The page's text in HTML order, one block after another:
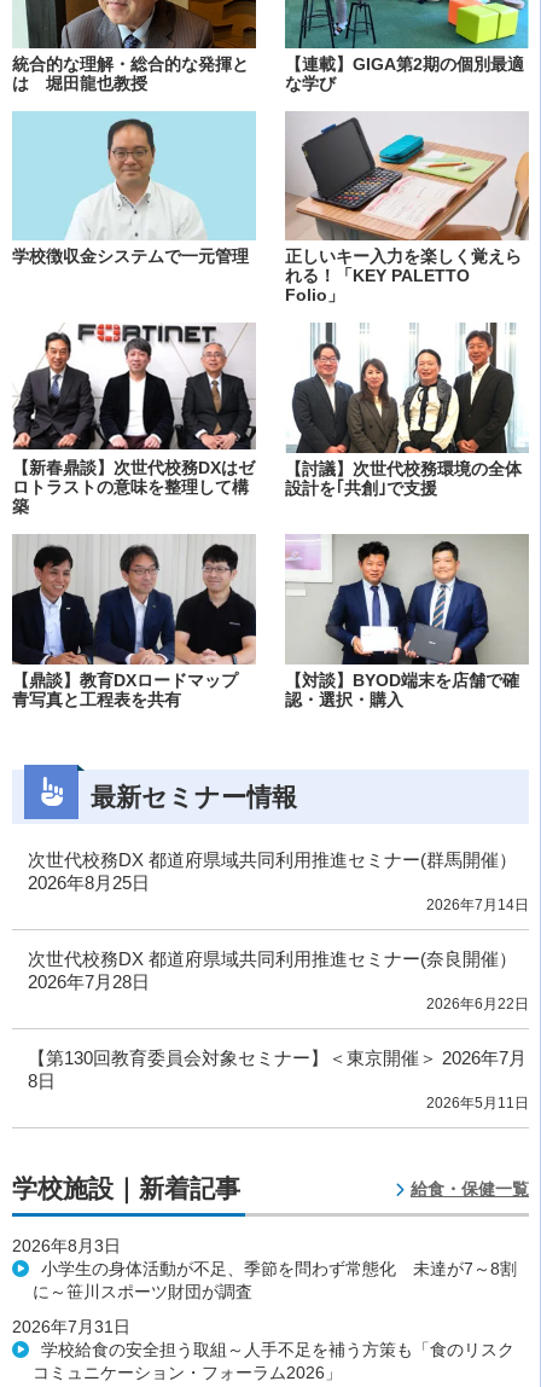
統合的な理解・総合的な発揮と
は 堀田龍也教授
【連載】GIGA第2期の個別最適
な学び
学校徴収金システムで一元管理
正しいキー入力を楽しく覚えら
れる！「KEY PALETTO
Folio」
【新春鼎談】次世代校務DXはゼ
ロトラストの意味を整理して構
築
【討議】次世代校務環境の全体
設計を｢共創｣で支援
【鼎談】教育DXロードマップ
青写真と工程表を共有
【対談】BYOD端末を店舗で確
認・選択・購入
最新セミナー情報
次世代校務DX 都道府県域共同利用推進セミナー(群馬開催）
2026年8月25日
2026年7月14日
次世代校務DX 都道府県域共同利用推進セミナー(奈良開催）
2026年7月28日
2026年6月22日
【第130回教育委員会対象セミナー】＜東京開催＞ 2026年7月
8日
2026年5月11日
学校施設｜新着記事 給食・保健一覧
2026年8月3日
小学生の身体活動が不足、季節を問わず常態化 未達が7～8割
に～笹川スポーツ財団が調査
2026年7月31日
学校給食の安全担う取組～人手不足を補う方策も「食のリスク
コミュニケーション・フォーラム2026」